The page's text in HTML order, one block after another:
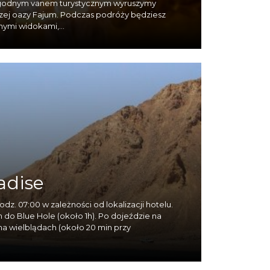
stojąc bezpiecznie w balonie.
św. Antoniego i św. Pawła. To tylko
To również słońce, które dopisuje
zanurkować z delfinami, bądź
Beduini pozwolą ci się przejechać
Sheikh, czy Taby, wyruszysz z nami
nad Morze Martwe.
vanem turystycznym wyruszymy
oazy Fajum. Podczas podróży będziesz
widokami,...
07:00 w zależności od lokalizacji hotelu.
Blue Hole (około 1h). Po dojeździe na
wielblądach (około 20 min przy